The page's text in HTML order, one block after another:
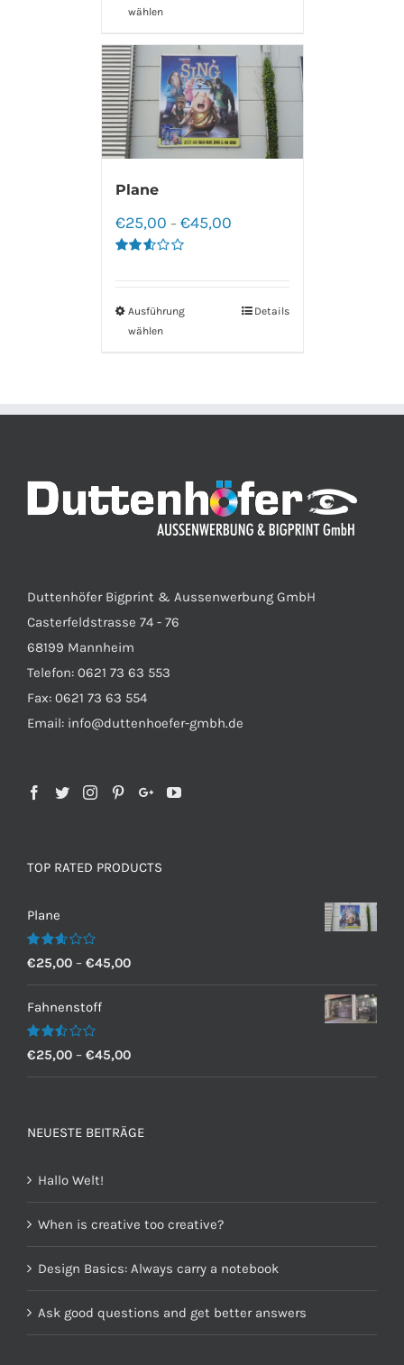
wählen
Plane
von 5
€25,00 – €45,00
Ausführung
wählen
Details
Duttenhöfer Bigprint & Aussenwerbung GmbH
Casterfeldstrasse 74 - 76
68199 Mannheim
Telefon: 0621 73 63 553
Fax: 0621 73 63 554
Email: info@duttenhoefer-gmbh.de
TOP RATED PRODUCTS
Plane
Bewertet
mit
2.60
von 5
€25,00 – €45,00
Fahnenstoff
Bewertet
mit
2.50
€25,00 – €45,00
NEUESTE BEITRÄGE
Hallo Welt!
When is creative too creative?
Design Basics: Always carry a notebook
Ask good questions and get better answers